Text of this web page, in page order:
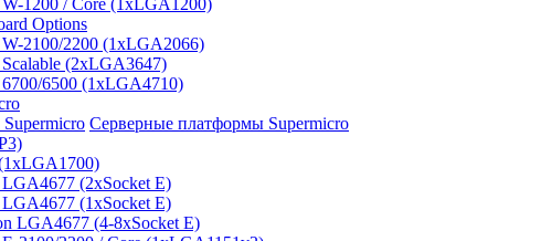
1200 / Core (1xLGA1200)
Options
2100/2200 (1xLGA2066)
(2xLGA3647)
6500 (1xLGA4710)
Серверные платформы Supermicro
(2xSocket E)
(1xSocket E)
LGA4677 (4-8xSocket E)